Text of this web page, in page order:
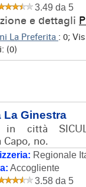
3.49 da 5
e dettagli
La Preferita : 0;
(0)
La Ginestra
in città
Capo, no.
Regionale
Accogliente
3.58 da 5